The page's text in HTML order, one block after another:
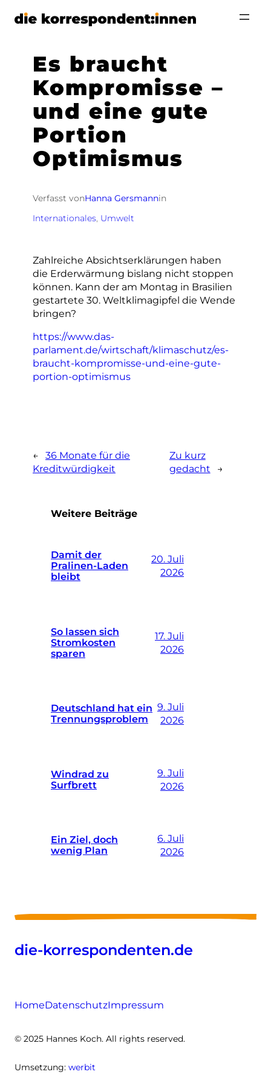
Zum
Es braucht
Kompromisse –
und eine gute
Portion
Optimismus
Verfasst vonHanna Gersmannin
Internationales, Umwelt
Zahlreiche Absichtserklärungen haben
die Erderwärmung bislang nicht stoppen
können. Kann der am Montag in Brasilien
gestartete 30. Weltklimagipfel die Wende
bringen?
https://www.das-
parlament.de/wirtschaft/klimaschutz/es-
braucht-kompromisse-und-eine-gute-
portion-optimismus
← 36 Monate für die
Kreditwürdigkeit
Zu kurz
gedacht
→
Weitere Beiträge
Damit der
Pralinen-Laden
bleibt
20. Juli
2026
So lassen sich
Stromkosten
sparen
17. Juli
2026
Deutschland hat ein
Trennungsproblem
9. Juli
2026
Windrad zu
Surfbrett
9. Juli
2026
Ein Ziel, doch
wenig Plan
6. Juli
2026
die-korrespondenten.de
HomeDatenschutzImpressum
© 2025 Hannes Koch. All rights reserved.
Umsetzung: werbit